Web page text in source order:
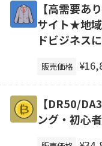
【高需要あ
サイト★地
ドビジネス
販売価格
【DR50/
ング・初心